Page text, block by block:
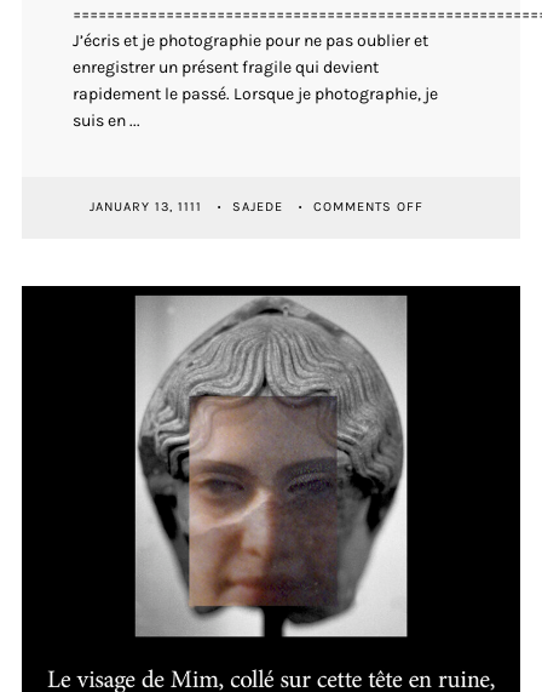
J’écris et je photographie pour ne pas oublier et
enregistrer un présent fragile qui devient
rapidement le passé. Lorsque je photographie, je
suis en ...
JANUARY 13, 1111 SAJEDE COMMENTS OFFON